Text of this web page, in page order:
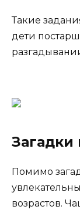
Такие
дети
Загадки
Помимо
возрастов.